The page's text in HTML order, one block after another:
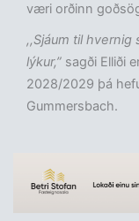
væri orðinn
,,Sjáum til hvernig
lýkur,” sagði Elliði
2028/2029 þá
Gummersbach.